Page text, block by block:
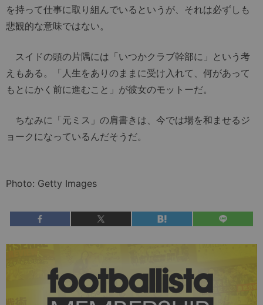
を持って仕事に取り組んでいるというが、それは必ずしも
悲観的な意味ではない。
スイドの頭の片隅には「いつかクラブ幹部に」という考
えもある。「人生をありのままに受け入れて、何があって
もとにかく前に進むこと」が彼女のモットーだ。
ちなみに「元ミス」の肩書きは、今では場を和ませるジ
ョークになっているんだそうだ。
Photo: Getty Images